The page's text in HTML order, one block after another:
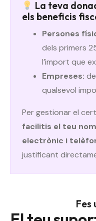
La teva
els beneficis
Persones
dels primers
l’import que
Empreses:
qualsevol
Per gestionar el
facilitis el teu
electrònic i
justificant
Fes